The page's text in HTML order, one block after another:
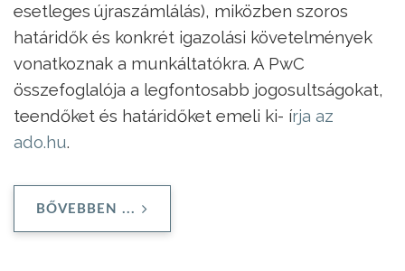
esetleges újraszámlálás), miközben szoros
határidők és konkrét igazolási követelmények
vonatkoznak a munkáltatókra. A PwC
összefoglalója a legfontosabb jogosultságokat,
teendőket és határidőket emeli ki- írja az
ado.hu.
BŐVEBBEN ...